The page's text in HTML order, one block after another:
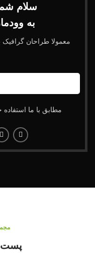
سلام
به
معمولا طراحان
مطابق با ما
پست